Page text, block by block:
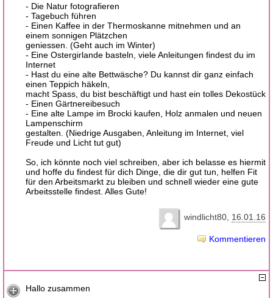
- Die Natur fotografieren
- Tagebuch führen
- Einen Kaffee in der Thermoskanne mitnehmen und an
einem sonnigen Plätzchen
geniessen. (Geht auch im Winter)
- Eine Ostergirlande basteln, viele Anleitungen findest du im
Internet
- Hast du eine alte Bettwäsche? Du kannst dir ganz einfach
einen Teppich häkeln,
macht Spass, du bist beschäftigt und hast ein tolles Dekostück
- Einen Gärtnereibesuch
- Eine alte Lampe im Brocki kaufen, Holz anmalen und neuen
Lampenschirm
gestalten. (Niedrige Ausgaben, Anleitung im Internet, viel
Freude und Licht tut gut)
So, ich könnte noch viel schreiben, aber ich belasse es hiermit
und hoffe du findest für dich Dinge, die dir gut tun, helfen Fit
für den Arbeitsmarkt zu bleiben und schnell wieder eine gute
Arbeitsstelle findest. Alles Gute!
windlicht80 16.01.16
Kommentieren
Hallo zusammen